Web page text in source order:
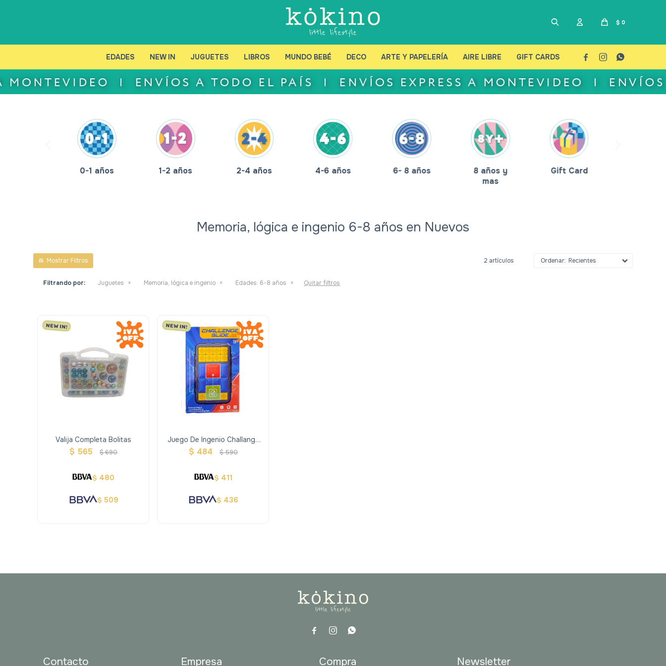
EDADES NEW IN JUGUETES LIBROS MUNDO BEBÉ DECO ARTE Y PAPELERÍA AIRE LIBRE GIFT CARDS
$ 0
  
0-1 años 1-2 años 2-4 años 4-6 años 6- 8 años
8 años y
mas
Gift Card
Memoria, lógica e ingenio 6-8 años en Nuevos
2 artículos Recientes
Filtrando por: Juguetes Memoria, lógica e ingenio Edades: 6-8 años Quitar filtros
Valija Completa Bolitas
$ 565 $690
$ 480
$ 509
Juego De Ingenio Challange
Slide
$ 484 $ 590
$ 411
$ 436
  
Contacto Empresa Compra Newsletter